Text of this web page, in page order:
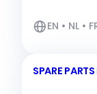
EN • NL •
SPARE